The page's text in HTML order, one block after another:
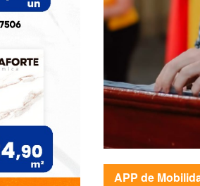
APP de